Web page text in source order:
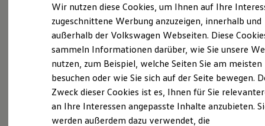
Elektroautos
ID. Tutorials
Elektrofahrzeugkonzepte
Reichweite
Reichweite der ID. Modelle
Reichweite im Winter
Laden
Laden unterwegs
Laden Zuhause
Fahrzeugangebot anfordern
Wir nutzen diese Cookies, um Ihnen auf Ihre
zugeschnittene Werbung anzuzeigen, innerhalb und
außerhalb der Volkswagen Webseiten. Diese
sammeln Informationen darüber, wie Sie unsere
nutzen, zum Beispiel, welche Seiten Sie am meisten
besuchen oder wie Sie sich auf der Seite bewegen.
Zweck dieser Cookies ist es, Ihnen für Sie
an Ihre Interessen angepasste Inhalte anzubieten.
werden außerdem dazu verwendet, die